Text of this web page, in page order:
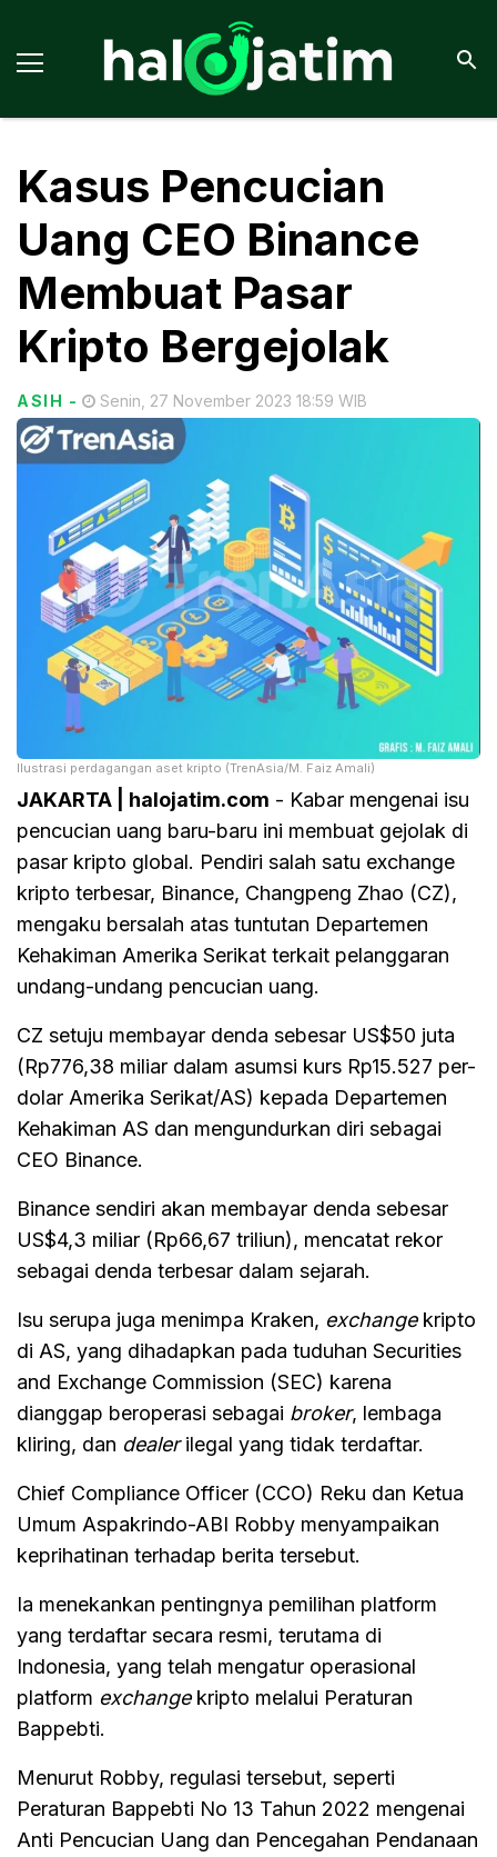
Kasus Pencucian
Uang CEO Binance
Membuat Pasar
Kripto Bergejolak
ASIH - Senin, 27 November 2023 18:59 WIB
Ilustrasi perdagangan aset kripto (TrenAsia/M. Faiz Amali)
JAKARTA | halojatim.com - Kabar mengenai isu
pencucian uang baru-baru ini membuat gejolak di
pasar kripto global. Pendiri salah satu exchange
kripto terbesar, Binance, Changpeng Zhao (CZ),
mengaku bersalah atas tuntutan Departemen
Kehakiman Amerika Serikat terkait pelanggaran
undang-undang pencucian uang.
CZ setuju membayar denda sebesar US$50 juta
(Rp776,38 miliar dalam asumsi kurs Rp15.527 per-
dolar Amerika Serikat/AS) kepada Departemen
Kehakiman AS dan mengundurkan diri sebagai
CEO Binance.
Binance sendiri akan membayar denda sebesar
US$4,3 miliar (Rp66,67 triliun), mencatat rekor
sebagai denda terbesar dalam sejarah.
Isu serupa juga menimpa Kraken, exchangekripto
di AS, yang dihadapkan pada tuduhan Securities
and Exchange Commission (SEC) karena
dianggap beroperasi sebagai broker, lembaga
kliring, dan dealerilegal yang tidak terdaftar.
Chief Compliance Officer (CCO) Reku dan Ketua
Umum Aspakrindo-ABI Robby menyampaikan
keprihatinan terhadap berita tersebut.
Ia menekankan pentingnya pemilihan platform
yang terdaftar secara resmi, terutama di
Indonesia, yang telah mengatur operasional
platform exchangekripto melalui Peraturan
Bappebti.
Menurut Robby, regulasi tersebut, seperti
Peraturan Bappebti No 13 Tahun 2022 mengenai
Anti Pencucian Uang dan Pencegahan Pendanaan